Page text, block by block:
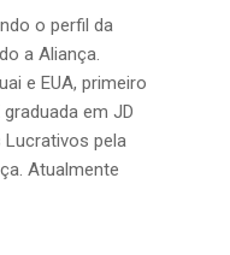
o perfil da
a Aliança.
e EUA, primeiro
em JD
Lucrativos pela
Atualmente